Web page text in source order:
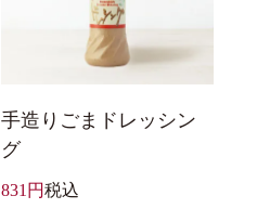
手造りごまドレッシン
グ
831 税込